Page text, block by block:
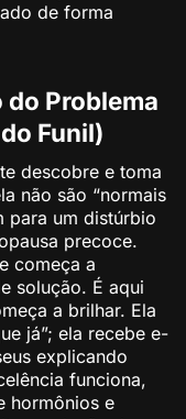
de forma
do Problema
Funil)
descobre e toma
não são “normais
para um distúrbio
precoce.
começa a
solução. É aqui
a brilhar. Ela
já”; ela recebe e-
explicando
funciona,
hormônios e